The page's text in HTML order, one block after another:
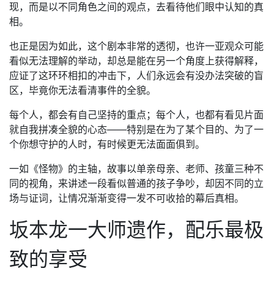
现，而是以不同角色之间的观点，去看待他们眼中认知的真
相。
也正是因为如此，这个剧本非常的透彻，也许一亚观众可能
看似无法理解的举动，却总是能在另一个角度上获得解释，
应证了这环环相扣的冲击下，人们永远会有没办法突破的盲
区，毕竟你无法看清事件的全貌。
每个人，都会有自己坚持的重点；每个人，也都有看见片面
就自我拼凑全貌的心态——特别是在为了某个目的、为了一
个你想守护的人时，有时候更无法面面俱到。
一如《怪物》的主轴，故事以单亲母亲、老师、孩童三种不
同的视角，来讲述一段看似普通的孩子争吵，却因不同的立
场与证词，让情况渐渐变得一发不可收拾的幕后真相。
坂本龙一大师遗作，配乐最极
致的享受